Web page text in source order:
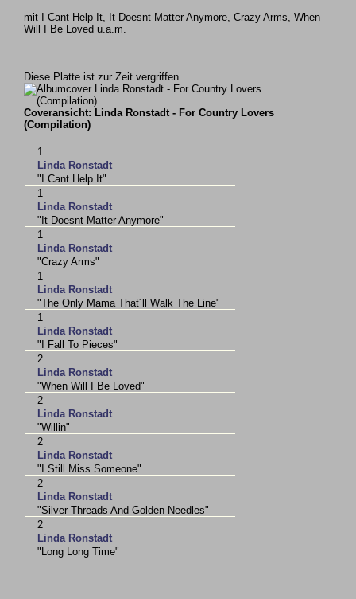
mit I Cant Help It, It Doesnt Matter Anymore, Crazy Arms, When
Will I Be Loved u.a.m.
Diese Platte ist zur Zeit vergriffen.
Coveransicht: Linda Ronstadt - For Country Lovers
(Compilation)
1
Linda Ronstadt
"I Cant Help It"
1
Linda Ronstadt
"It Doesnt Matter Anymore"
1
Linda Ronstadt
"Crazy Arms"
1
Linda Ronstadt
"The Only Mama That´ll Walk The Line"
1
Linda Ronstadt
"I Fall To Pieces"
2
Linda Ronstadt
"When Will I Be Loved"
2
Linda Ronstadt
"Willin"
2
Linda Ronstadt
"I Still Miss Someone"
2
Linda Ronstadt
"Silver Threads And Golden Needles"
2
Linda Ronstadt
"Long Long Time"